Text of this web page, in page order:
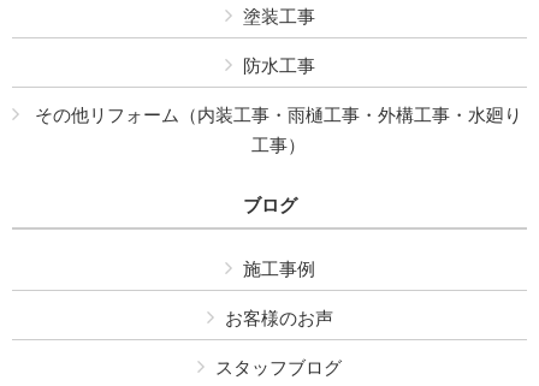
塗装工事
防水工事
その他リフォーム（内装工事・雨樋工事・外構工事・水廻り
工事）
ブログ
施工事例
お客様のお声
スタッフブログ